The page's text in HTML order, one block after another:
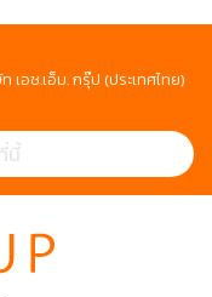
อช.เอ็ม. กรุ๊ป (ประเทศไทย)